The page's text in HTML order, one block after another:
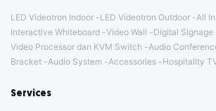
LED Videotron Indoor LED Videotron Outdoor
All
Interactive Whiteboard Video Wall Digital Signage
Video Processor dan KVM Switch
Audio
Bracket
Audio System Accessories Hospitality
Services